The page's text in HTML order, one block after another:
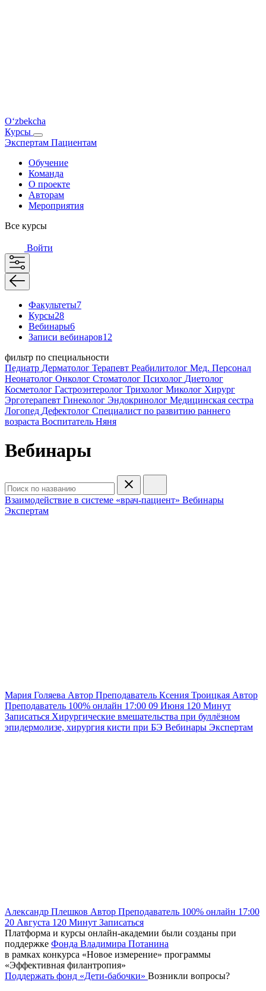
O‘zbekcha
Курсы
Экспертам Пациентам
Обучение
Команда
О проекте
Авторам
Мероприятия
Все курсы
Войти
Факультеты7
Курсы28
Вебинары6
Записи вебинаров12
фильтр по специальности
Педиатр Дерматолог Терапевт Реабилитолог Мед. Персонал
Неонатолог Онколог Стоматолог Психолог Диетолог
Косметолог Гастроэнтеролог Трихолог Миколог Хирург
Эрготерапевт Гинеколог Эндокринолог Медицинская сестра
Логопед Дефектолог Специалист по развитию раннего
возраста Воспитатель Няня
Вебинары
Взаимодействие в системе «врач-пациент» Вебинары
Экспертам
Мария Голяева Автор Преподаватель Ксения Троицкая Автор
Преподаватель 100% онлайн 17:00 09 Июня 120 Минут
Записаться Хирургические вмешательства при буллёзном
эпидермолизе, хирургия кисти при БЭ Вебинары Экспертам
Александр Плешков Автор Преподаватель 100% онлайн 17:00
20 Августа 120 Минут Записаться
Платформа и курсы онлайн-академии были созданы при
поддержке Фонда Владимира Потанина
в рамках конкурса «Новое измерение» программы
«Эффективная филантропия»
Поддержать фонд «Дети-бабочки» Возникли вопросы?